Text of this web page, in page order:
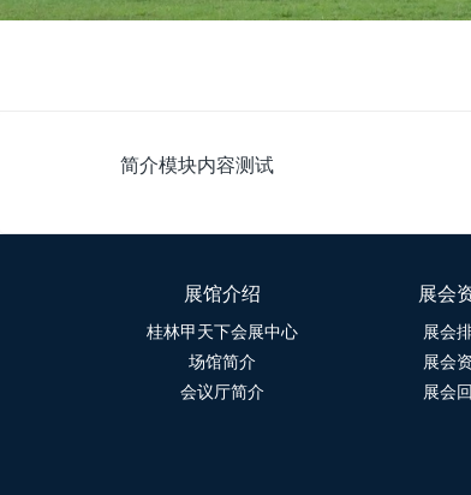
简介模块内容测试
展馆介绍
桂林甲天下会展中心
场馆简介
会议厅简介
展会
展会
展会
展会